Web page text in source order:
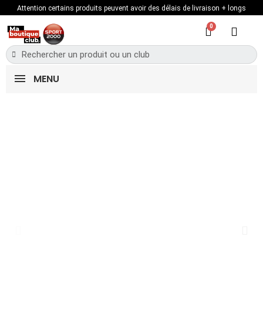
Attention certains produits peuvent avoir des délais de livraison + longs
MENU